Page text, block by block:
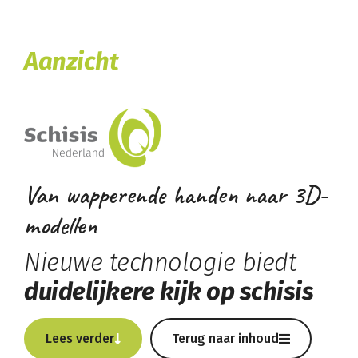
Aanzicht
Van wapperende handen naar 3D-
modellen
Nieuwe technologie biedt
duidelijkere kijk op schisis
Lees verder Terug naar inhoud